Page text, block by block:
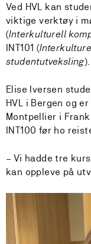
Ved HVL kan
viktige verktøy i
(Interkulturell
INT101 (
studentutveksling).
Elise Iversen
HVL i Bergen og
Montpellier i
INT100 før ho
– Vi hadde tre
kan oppleve på